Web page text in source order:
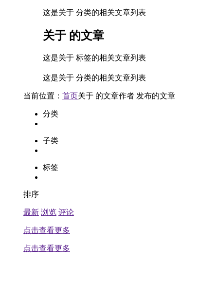
这是关于 分类的相关文章列表
关于 的文章
这是关于 标签的相关文章列表
这是关于 分类的相关文章列表
当前位置： 首页关于 的文章作者 发布的文章
分类
子类
标签
排序
最新 浏览 评论
点击查看更多
点击查看更多